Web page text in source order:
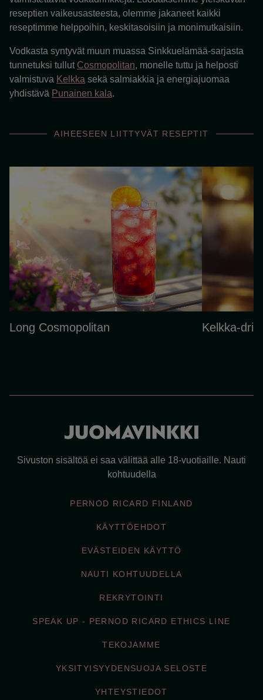
reseptien vaikeusasteesta, olemme jakaneet kaikki
reseptimme helppoihin, keskitasoisiin ja monimutkaisiin.
Vodkasta syntyvät muun muassa Sinkkuelämää-sarjasta
tunnetuksi tullut Cosmopolitan, monelle tuttu ja helposti
valmistuva Kelkka sekä salmiakkia ja energiajuomaa
yhdistävä Punainen kala.
AIHEESEEN LIITTYVÄT RESEPTIT
Long Cosmopolitan Kelkka-
Sivuston sisältöä ei saa välittää alle 18-vuotiaille. Nauti
kohtuudella
PERNOD RICARD FINLAND
KÄYTTÖEHDOT
EVÄSTEIDEN KÄYTTÖ
NAUTI KOHTUUDELLA
REKRYTOINTI
SPEAK UP - PERNOD RICARD ETHICS LINE
TEKOJAMME
YKSITYISYYDENSUOJA SELOSTE
YHTEYSTIEDOT